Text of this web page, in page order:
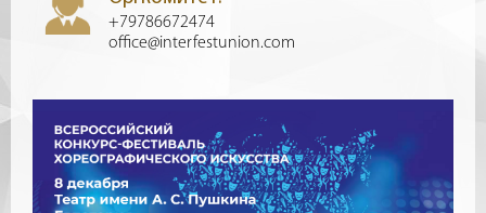
+79786672474
office@interfestunion.com